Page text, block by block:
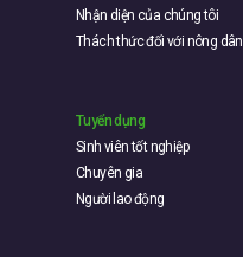
Nhận diện của chúng tôi
Thách thức đối với nông dân
Tuyển dụng
Sinh viên tốt nghiệp
Chuyên gia
Người lao động